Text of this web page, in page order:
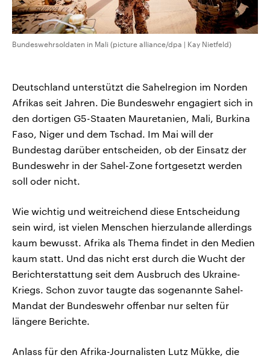
Bundeswehrsoldaten in Mali (picture alliance/dpa | Kay Nietfeld)
Deutschland unterstützt die Sahelregion im Norden
Afrikas seit Jahren. Die Bundeswehr engagiert sich in
den dortigen G5-Staaten Mauretanien, Mali, Burkina
Faso, Niger und dem Tschad. Im Mai will der
Bundestag darüber entscheiden, ob der Einsatz der
Bundeswehr in der Sahel-Zone fortgesetzt werden
soll oder nicht.
Wie wichtig und weitreichend diese Entscheidung
sein wird, ist vielen Menschen hierzulande allerdings
kaum bewusst. Afrika als Thema findet in den Medien
kaum statt. Und das nicht erst durch die Wucht der
Berichterstattung seit dem Ausbruch des Ukraine-
Kriegs. Schon zuvor taugte das sogenannte Sahel-
Mandat der Bundeswehr offenbar nur selten für
längere Berichte.
Anlass für den Afrika-Journalisten Lutz Mükke, die